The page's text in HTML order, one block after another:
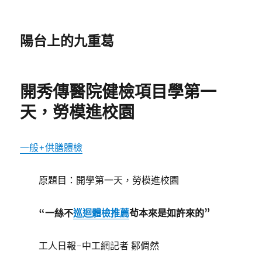
陽台上的九重葛
開秀傳醫院健檢項目學第一
天，勞模進校園
一般+供膳體檢
原題目：開學第一天，勞模進校園
“一絲不巡迴體檢推薦茍本來是如許來的”
工人日報-中工網記者 鄒倜然